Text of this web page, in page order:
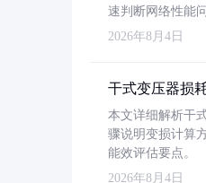
速判断网络性能问
2026年8月4日
干式变压器损
本文详细解析干
骤说明变损计算
能效评估要点。
2026年8月4日